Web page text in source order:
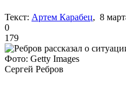
Текст: Артем Карабец, 8
0
179
Фото: Getty Images
Сергей Ребров